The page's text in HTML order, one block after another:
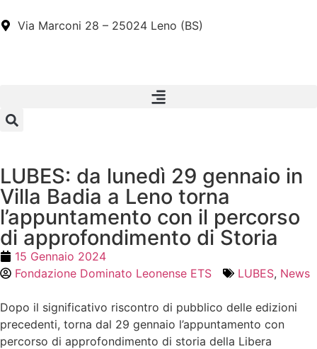
Via Marconi 28 – 25024 Leno (BS)
LUBES: da lunedì 29 gennaio in
Villa Badia a Leno torna
l’appuntamento con il percorso
di approfondimento di Storia
15 Gennaio 2024
Fondazione Dominato Leonense ETS
LUBES, News
Dopo il significativo riscontro di pubblico delle edizioni
precedenti, torna dal 29 gennaio l’appuntamento con
percorso di approfondimento di storia della Libera